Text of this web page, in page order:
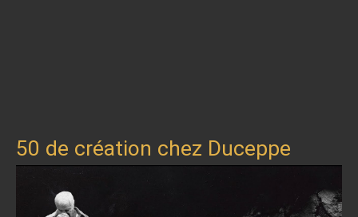
50 de création chez Duceppe